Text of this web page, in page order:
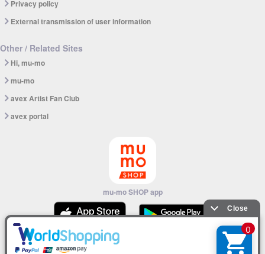
Privacy policy
External transmission of user information
Other / Related Sites
Hi, mu-mo
mu-mo
avex Artist Fan Club
avex portal
mu-mo SHOP app